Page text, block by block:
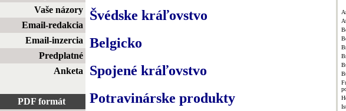
Vaše názory
Email-redakcia
Email-inzercia
Predplatné
Anketa
PDF formát
Švédske kráľovstvo
Belgicko
Spojené kráľovstvo
Potravinárske produkty